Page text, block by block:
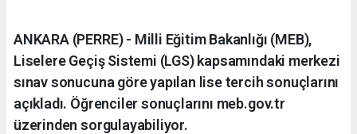
ANKARA (PERRE) - Milli Eğitim Bakanlığı (MEB),
Liselere Geçiş Sistemi (LGS) kapsamındaki merkezi
sınav sonucuna göre yapılan lise tercih sonuçlarını
açıkladı. Öğrenciler sonuçlarını meb.gov.tr
üzerinden sorgulayabiliyor.